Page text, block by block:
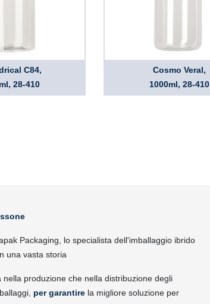
C84,
28-410
Cosmo Veral,
1000ml, 28-410
Packaging, lo specialista dell'imballaggio ibrido
una vasta storia
nella produzione che nella distribuzione degli
per garantire la migliore soluzione per